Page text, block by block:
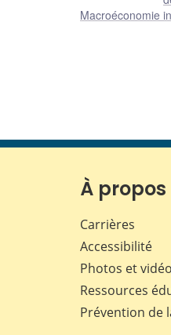
Macroéconomie
À propos
Carrières
Accessibilité
Photos et
Ressources
Prévention de